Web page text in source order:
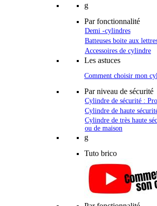
g
Par fonctionnalité
Demi -cylindres
Batteuses boite aux
Accessoires de cylindre
Les astuces
Comment choisir mon
Par niveau de sécurité
Cylindre de sécurité :
Cylindre de haute
Cylindre de très haute
ou de maison
g
Tuto brico